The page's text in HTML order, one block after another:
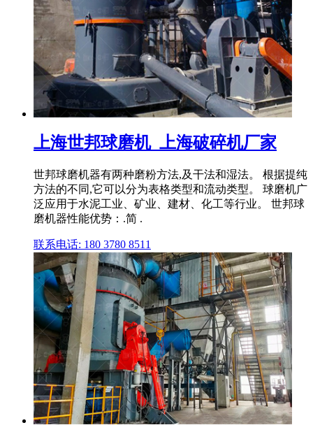
上海世邦球磨机_上海破碎机厂家
世邦球磨机器有两种磨粉方法,及干法和湿法。 根据提纯
方法的不同,它可以分为表格类型和流动类型。 球磨机广
泛应用于水泥工业、矿业、建材、化工等行业。 世邦球
磨机器性能优势：.简 .
联系电话: 180 3780 8511